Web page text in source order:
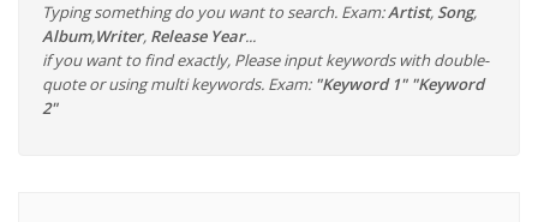
Typing something do you want to search. Exam:Artist, Song,
Album,Writer, Release Year...
if you want to find exactly, Please input keywords with double-
quote or using multi keywords. Exam: "Keyword 1" "Keyword
2"